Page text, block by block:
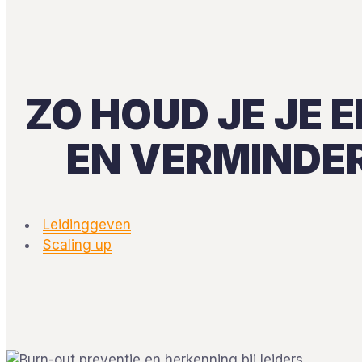
ZO HOUD JE JE
EN
Leidinggeven
Scaling up